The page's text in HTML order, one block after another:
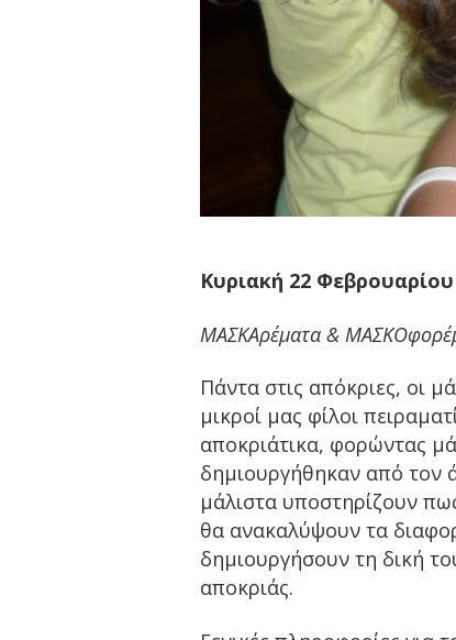
Κυριακή 22 Φεβρουαρίου
ΜΑΣΚΑρέματα &
Πάντα στις απόκριες, οι
μικροί μας φίλοι
αποκριάτικα, φορώντας
δημιουργήθηκαν από τον
μάλιστα υποστηρίζουν
θα ανακαλύψουν τα
δημιουργήσουν τη δική
αποκριάς.